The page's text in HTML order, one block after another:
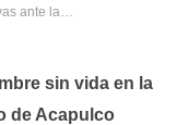
ante la…
sin vida en la
de Acapulco